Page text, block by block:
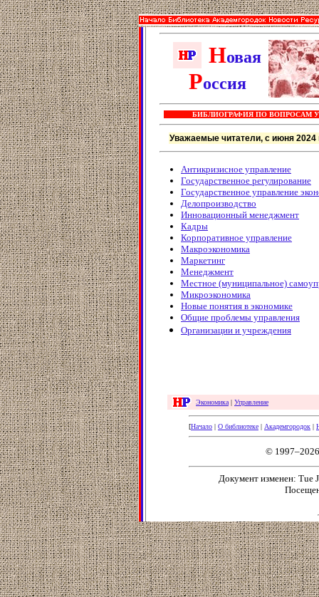
Новая
Россия
БИБЛИОГРАФИЯ ПО ВОПРОСАМ
Уважаемые читатели, с июня 2024
Антикризисное управление
Государственное регулирование
Государственное управление
Делопроизводство
Инновационный менеджмент
Кадры
Корпоративное управление
Макроэкономика
Маркетинг
Менеджмент
Местное (муниципальное)
Микроэкономика
Новые понятия в экономике
Общие проблемы управления
Организации и учреждения
Экономика | Управление
[Начало | О библиотеке | Академгородок |
©
Документ изменен: Tue